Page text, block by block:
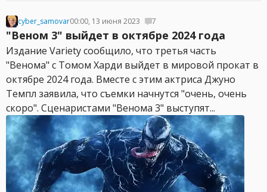
cyber_samovar00:00, 13 июня 2023 7
"Веном 3" выйдет в октябре 2024 года
Издание Variety сообщило, что третья часть
"Венома" с Томом Харди выйдет в мировой прокат в
октябре 2024 года. Вместе с этим актриса Джуно
Темпл заявила, что съемки начнутся "очень, очень
скоро". Сценаристами "Венома 3" выступят...